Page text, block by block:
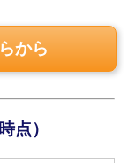
から
点）